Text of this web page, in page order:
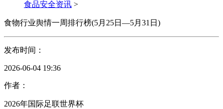
食品安全资讯 >
食物行业舆情一周排行榜(5月25日—5月31日)
发布时间：
2026-06-04 19:36
作者：
2026年国际足联世界杯